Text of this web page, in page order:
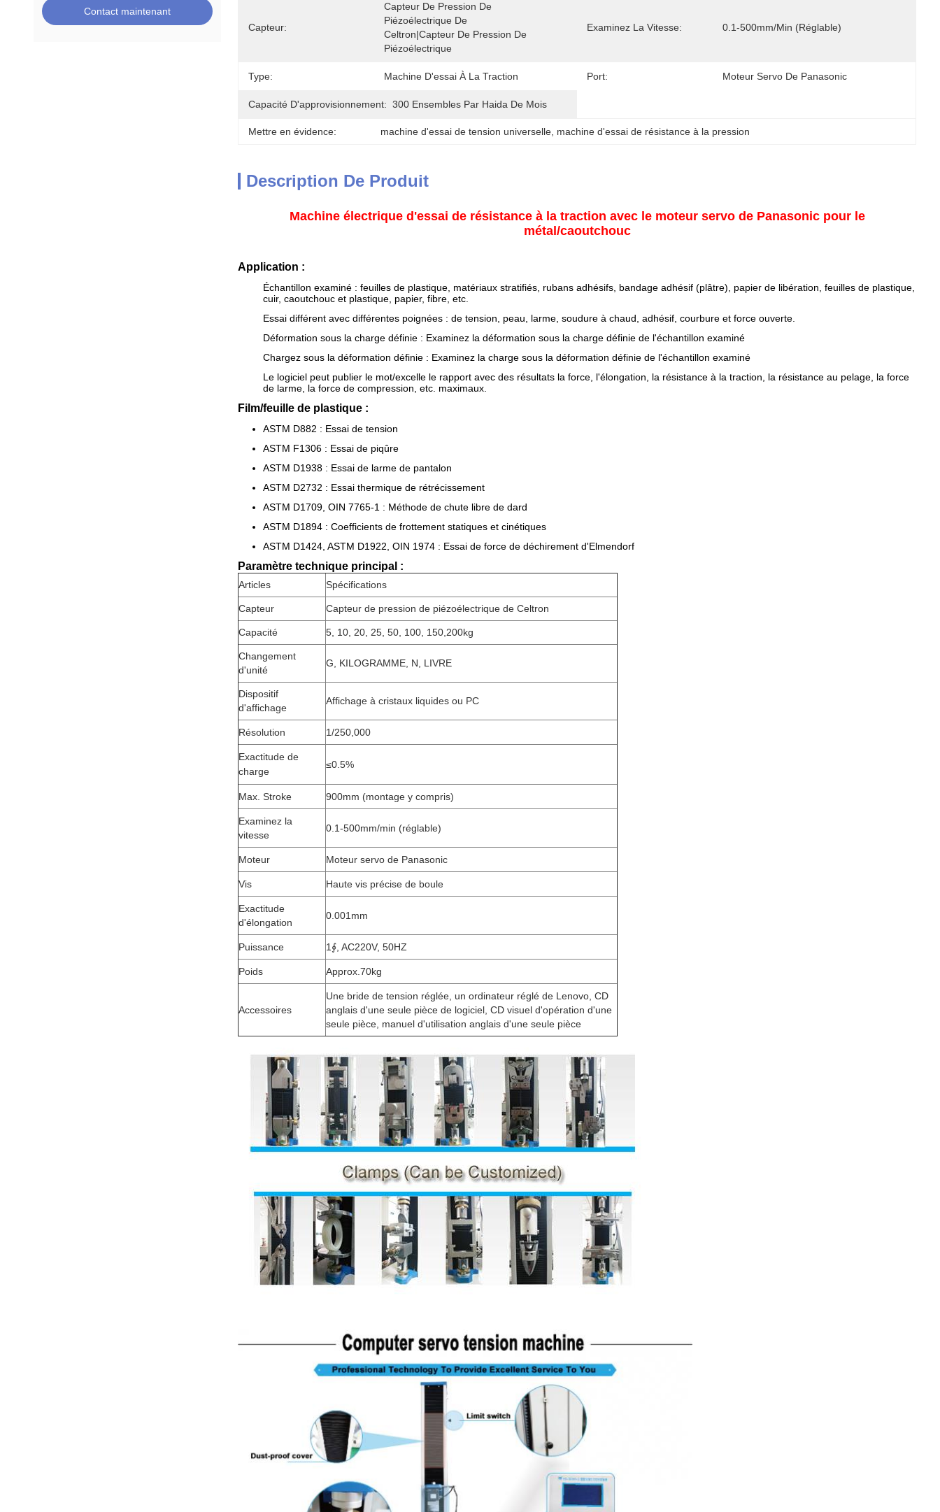
Contact maintenant
Capteur:
Capteur De Pression De
Piézoélectrique De
Celtron|capteur De Pression De
Piézoélectrique
Examinez La Vitesse: 0.1-500mm/min (réglable)
Type: Machine D'essai À La Traction Port: Moteur Servo De Panasonic
Capacité D'approvisionnement: 300 Ensembles Par Haida De Mois
Mettre en évidence: machine d'essai de tension universelle, machine d'essai de résistance à la pression
Description De Produit
Machine électrique d'essai de résistance à la traction avec le moteur servo de Panasonic pour le
métal/caoutchouc
Application :
Échantillon examiné : feuilles de plastique, matériaux stratifiés, rubans adhésifs, bandage adhésif (plâtre), papier de libération, feuilles de plastique,
cuir, caoutchouc et plastique, papier, fibre, etc.
Essai différent avec différentes poignées : de tension, peau, larme, soudure à chaud, adhésif, courbure et force ouverte.
Déformation sous la charge définie : Examinez la déformation sous la charge définie de l'échantillon examiné
Chargez sous la déformation définie : Examinez la charge sous la déformation définie de l'échantillon examiné
Le logiciel peut publier le mot/excelle le rapport avec des résultats la force, l'élongation, la résistance à la traction, la résistance au pelage, la force
de larme, la force de compression, etc. maximaux.
Film/feuille de plastique :
ASTM D882 : Essai de tension
ASTM F1306 : Essai de piqûre
ASTM D1938 : Essai de larme de pantalon
ASTM D2732 : Essai thermique de rétrécissement
ASTM D1709, OIN 7765-1 : Méthode de chute libre de dard
ASTM D1894 : Coefficients de frottement statiques et cinétiques
ASTM D1424, ASTM D1922, OIN 1974 : Essai de force de déchirement d'Elmendorf
Paramètre technique principal :
Articles Spécifications
Capteur Capteur de pression de piézoélectrique de Celtron
Capacité 5, 10, 20, 25, 50, 100, 150,200kg
Changement
d'unité
G, KILOGRAMME, N, LIVRE
Dispositif
d'affichage
Affichage à cristaux liquides ou PC
Résolution 1/250,000
Exactitude de
charge
≤0.5%
Max. Stroke 900mm (montage y compris)
Examinez la
vitesse
0.1-500mm/min (réglable)
Moteur Moteur servo de Panasonic
Vis Haute vis précise de boule
Exactitude
d'élongation
0.001mm
Puissance 1∮, AC220V, 50HZ
Poids Approx.70kg
Accessoires
Une bride de tension réglée, un ordinateur réglé de Lenovo, CD
anglais d'une seule pièce de logiciel, CD visuel d'opération d'une
seule pièce, manuel d'utilisation anglais d'une seule pièce